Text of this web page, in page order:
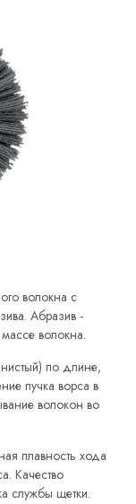
волокна с
Абразив -
волокна.
по длине,
пучка ворса в
волокон во
плавность хода
Качество
службы щетки.